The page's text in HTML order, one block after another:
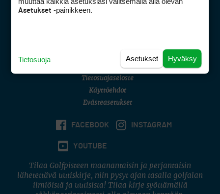
Asiakaspalvelu
(digi) digi@otavamedia.fi
Tietosuojaseloste
Käyttöehdot
Evästeasetukset
FACEBOOK INSTAGRAM
YOUTUBE
Tilaa Golfpisteen maanantaisin ja perjantaisin
lähetettävä uutiskirje, niin pysyt ajan tasalla golfalan
ilmiöistä ja uutisista! Tilaa kirje syöttämällä
Asetukset -painikkeen.
Hyväksy
Asetukset
Tietosuoja